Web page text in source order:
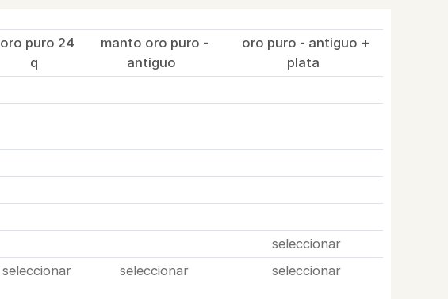
oro puro 24
q
manto oro puro -
antiguo
oro puro - antiguo +
plata
seleccionar
seleccionar seleccionar seleccionar